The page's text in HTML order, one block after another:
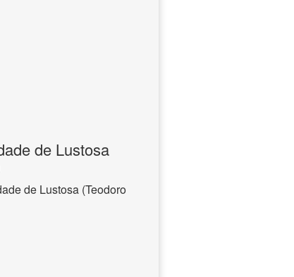
de Lustosa
de Lustosa (Teodoro